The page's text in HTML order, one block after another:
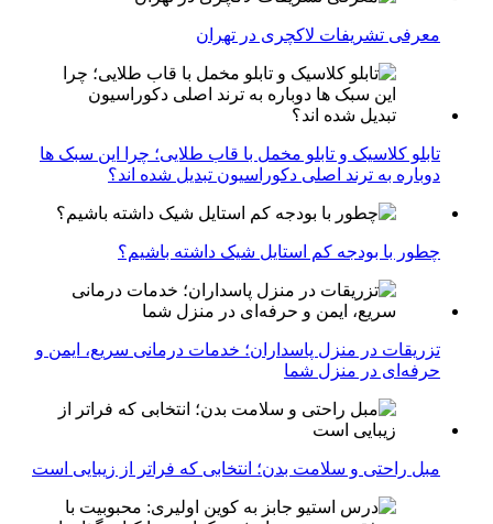
معرفی تشریفات لاکچری در تهران
تابلو کلاسیک و تابلو مخمل با قاب طلایی؛ چرا این سبک ها
دوباره به ترند اصلی دکوراسیون تبدیل شده اند؟
چطور با بودجه کم استایل شیک داشته باشیم؟
تزریقات در منزل پاسداران؛ خدمات درمانی سریع، ایمن و
حرفه‌ای در منزل شما
مبل راحتی و سلامت بدن؛ انتخابی که فراتر از زیبایی است